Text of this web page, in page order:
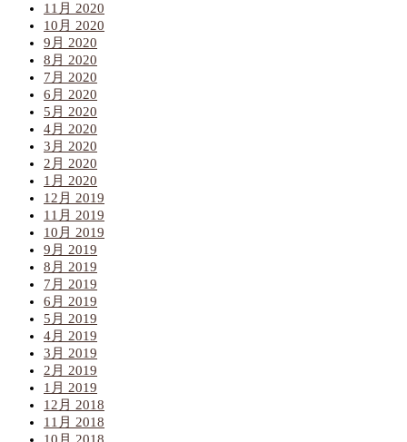
11月 2020
10月 2020
9月 2020
8月 2020
7月 2020
6月 2020
5月 2020
4月 2020
3月 2020
2月 2020
1月 2020
12月 2019
11月 2019
10月 2019
9月 2019
8月 2019
7月 2019
6月 2019
5月 2019
4月 2019
3月 2019
2月 2019
1月 2019
12月 2018
11月 2018